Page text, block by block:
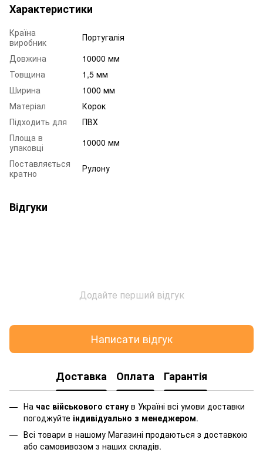
Характеристики
Країна
виробник
Португалія
Довжина
10000 мм
Товщина
1,5 мм
Ширина
1000 мм
Матеріал
Корок
Підходить для
ПВХ
Площа в
упаковці
10000 мм
Поставляється
кратно
Рулону
Відгуки
Додайте перший відгук
Написати відгук
Доставка Оплата Гарантія
На час військового стану в Україні всі умови доставки
погоджуйте індивідуально з менеджером.
Всі товари в нашому Магазині продаються з доставкою
або самовивозом з наших складів.